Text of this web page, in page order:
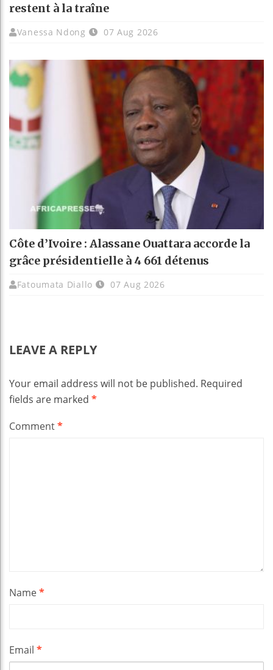
restent à la traîne
Vanessa Ndong 07 Aug 2026
Côte d’Ivoire : Alassane Ouattara accorde la
grâce présidentielle à 4 661 détenus
Fatoumata Diallo 07 Aug 2026
LEAVE A REPLY
Your email address will not be published. Required
fields are marked *
Comment*
Name*
Email *